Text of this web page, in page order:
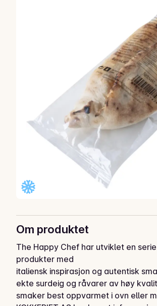
Om produktet
The Happy Chef har utviklet en
produkter med
italiensk inspirasjon og autentisk
ekte surdeig og råvarer av høy
smaker best oppvarmet i ovn eller